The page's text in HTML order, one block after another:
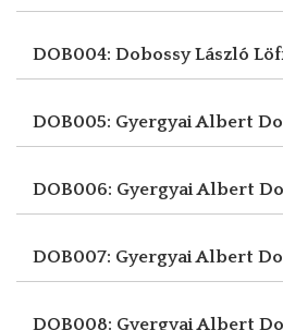
DOB004: Dobossy László
DOB005: Gyergyai Albert
DOB006: Gyergyai Albert
DOB007: Gyergyai Albert
DOB008: Gyergyai Albert